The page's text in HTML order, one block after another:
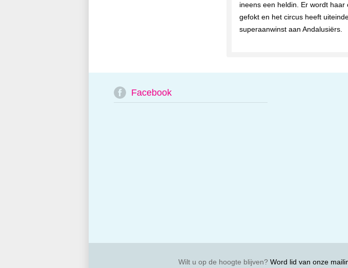
ineens een heldin. Er wordt
gefokt en het circus heeft
superaanwinst aan Andalusiërs.
Facebook
Wilt u op de hoogte blijven?Word lid van onze